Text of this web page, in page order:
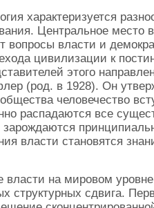
характеризуется
Центральное место
вопросы власти и
цивилизации к
этого
(род. в 1928). Он
человечество
распадаются все
зарождаются
власти становятся
власти на мировом
структурных сдвига.